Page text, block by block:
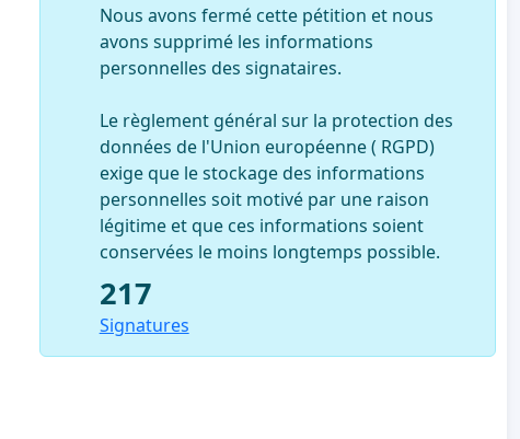
Nous avons fermé cette pétition et nous
avons supprimé les informations
personnelles des signataires.
Le règlement général sur la protection des
données de l'Union européenne ( RGPD)
exige que le stockage des informations
personnelles soit motivé par une raison
légitime et que ces informations soient
conservées le moins longtemps possible.
217
Signatures